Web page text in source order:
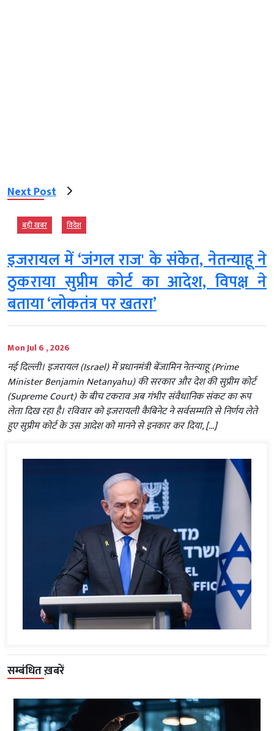
Next Post
बड़ी खबर विदेश
इजरायल में ‘जंगल राज' के संकेत, नेतन्याहू ने
ठुकराया सुप्रीम कोर्ट का आदेश, विपक्ष ने
बताया ‘लोकतंत्र पर खतरा’
Mon Jul 6 , 2026
नई दिल्ली। इजरायल (Israel) में प्रधानमंत्री बेंजामिन नेतन्याहू (Prime
Minister Benjamin Netanyahu) की सरकार और देश की सुप्रीम कोर्ट
(Supreme Court) के बीच टकराव अब गंभीर संवैधानिक संकट का रूप
लेता दिख रहा है। रविवार को इजरायली कैबिनेट ने सर्वसम्मति से निर्णय लेते
हुए सुप्रीम कोर्ट के उस आदेश को मानने से इनकार कर दिया, […]
सम्बंधित ख़बरें